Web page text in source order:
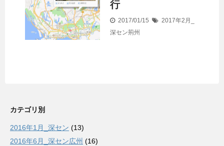
行
2017/01/15
2017年2月_
深セン荊州
カテゴリ別
2016年1月_深セン (13)
2016年6月_深セン広州 (16)